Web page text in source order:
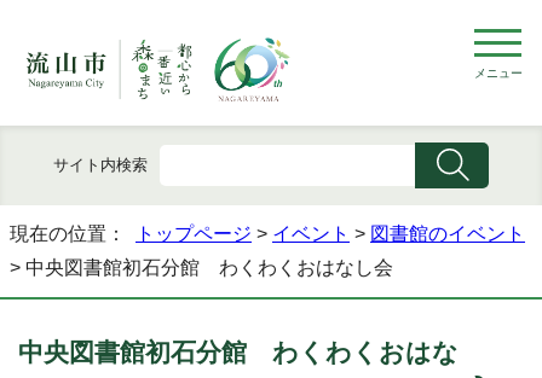
メニュー
サイト内検索
現在の位置： トップページ > イベント > 図書館のイベント
> 中央図書館初石分館 わくわくおはなし会
中央図書館初石分館 わくわくおはな